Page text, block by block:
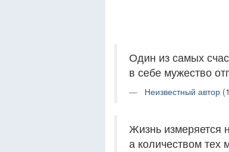
Один из самых
в себе мужество
Неизвестный автор
Жизнь измеряется
а количеством тех